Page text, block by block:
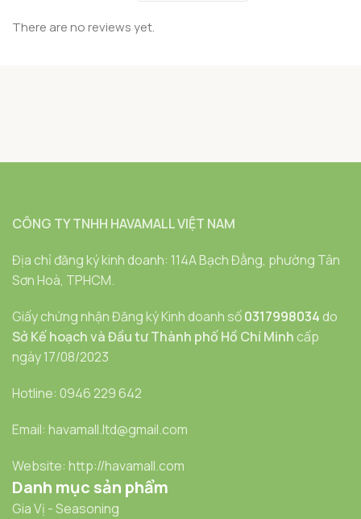
There are no reviews yet.
CÔNG TY TNHH HAVAMALL VIỆT NAM
Địa chỉ đăng ký kinh doanh: 114A Bạch Đằng, phường Tân
Sơn Hoà, TPHCM.
Giấy chứng nhận Đăng ký Kinh doanh số0317998034 do
Sở Kế hoạch và Đầu tư Thành phố Hồ Chí Minh cấp
ngày 17/08/2023
Hotline: 0946 229 642
Email: havamall.ltd@gmail.com
Website: http://havamall.com
Danh mục sản phẩm
Gia Vị - Seasoning